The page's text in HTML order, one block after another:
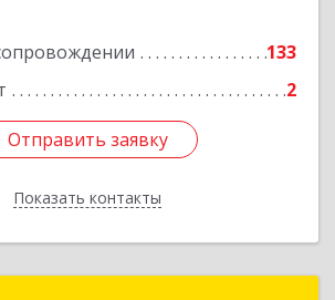
133
2
Отправить заявку
Показать контакты
Отправить заявку
Назад